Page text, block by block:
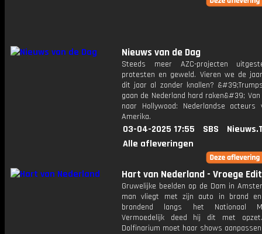
Nieuws van de Dag
Steeds meer AZC-projecten
protesten en geweld. Vieren we de
dit jaar al zonder knallen?
gaan de Nederland hard raken&#39;
naar Hollywood: Nederlandse acteurs
Amerika.
03-04-2025 17:55 SBS
Alle afleveringen
Hart van Nederland - Vroege
Gruwelijke beelden op de Dam in
man vliegt met zijn auto in brand
brandend langs het Nationaal
Vermoedelijk deed hij dit met
Dolfinarium moet haar shows